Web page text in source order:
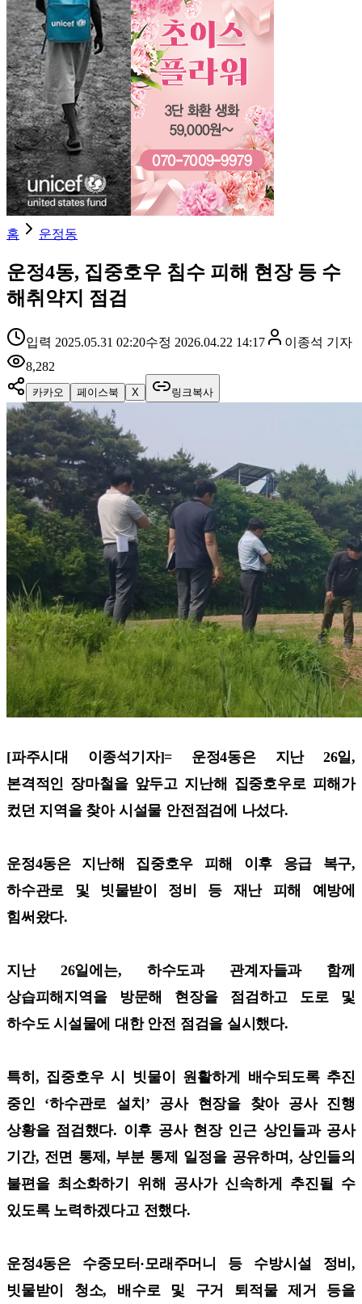
홈 운정동
운정4동, 집중호우 침수 피해 현장 등 수
해취약지 점검
입력 2025.05.31 02:20수정 2026.04.22 14:17 이종석 기자
8,282
카카오 페이스북 X 링크복사
[파주시대 이종석기자]= 운정4동은 지난 26일,
본격적인 장마철을 앞두고 지난해 집중호우로 피해가
컸던 지역을 찾아 시설물 안전점검에 나섰다.
운정4동은 지난해 집중호우 피해 이후 응급 복구,
하수관로 및 빗물받이 정비 등 재난 피해 예방에
힘써왔다.
지난 26일에는, 하수도과 관계자들과 함께
상습피해지역을 방문해 현장을 점검하고 도로 및
하수도 시설물에 대한 안전 점검을 실시했다.
특히, 집중호우 시 빗물이 원활하게 배수되도록 추진
중인 ‘하수관로 설치’ 공사 현장을 찾아 공사 진행
상황을 점검했다. 이후 공사 현장 인근 상인들과 공사
기간, 전면 통제, 부분 통제 일정을 공유하며, 상인들의
불편을 최소화하기 위해 공사가 신속하게 추진될 수
있도록 노력하겠다고 전했다.
운정4동은 수중모터·모래주머니 등 수방시설 정비,
빗물받이 청소, 배수로 및 구거 퇴적물 제거 등을